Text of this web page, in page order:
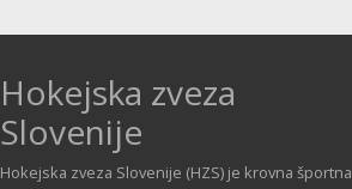
Hokejska zveza
Slovenije
Hokejska zveza Slovenije (HZS) je krovna športna